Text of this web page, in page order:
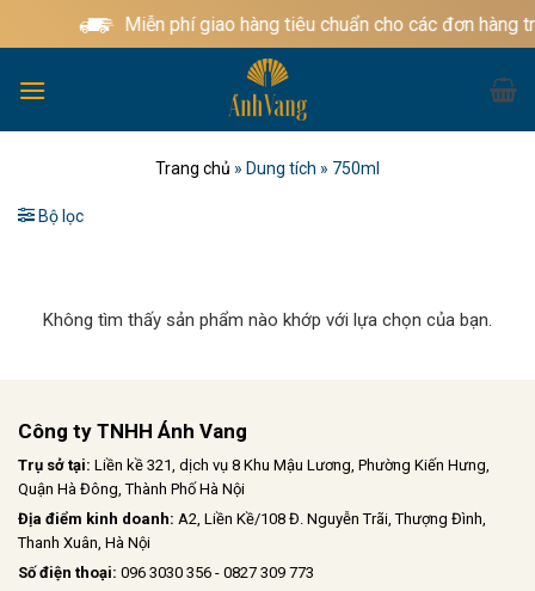
qua
dung
Miễn phí giao hàng tiêu chuẩn cho các đơn hàng
Trang chủ » Dung tích » 750ml
Bộ lọc
Không tìm thấy sản phẩm nào khớp với lựa chọn của bạn.
Công ty TNHH Ánh Vang
Trụ sở tại: Liền kề 321, dịch vụ 8 Khu Mậu Lương, Phường Kiến Hưng,
Quận Hà Đông, Thành Phố Hà Nội
Địa điểm kinh doanh: A2, Liền Kề/108 Đ. Nguyễn Trãi, Thượng Đình,
Thanh Xuân, Hà Nội
Số điện thoại: 096 3030 356 - 0827 309 773